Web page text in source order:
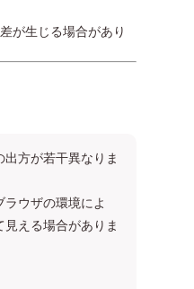
が生じる場合があり
方が若干異なりま
ウザの環境によ
見える場合がありま